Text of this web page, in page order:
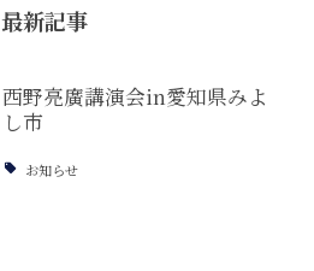
最新記事
西野亮廣講演会in愛知県みよ
し市
お知らせ